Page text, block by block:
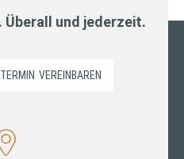
Überall und jederzeit.
TERMIN VEREINBAREN